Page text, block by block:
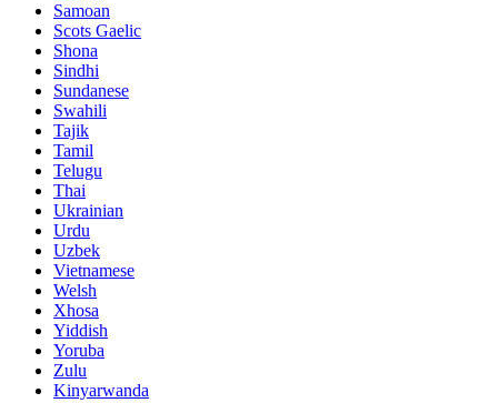
Samoan
Scots Gaelic
Shona
Sindhi
Sundanese
Swahili
Tajik
Tamil
Telugu
Thai
Ukrainian
Urdu
Uzbek
Vietnamese
Welsh
Xhosa
Yiddish
Yoruba
Zulu
Kinyarwanda